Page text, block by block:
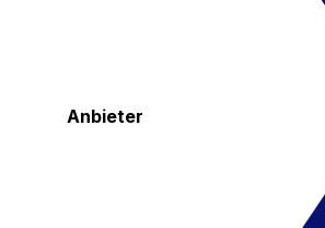
Anbieter